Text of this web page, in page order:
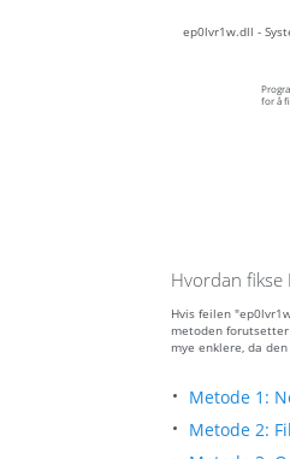
ep0lvr1w.dll -
for å
Hvordan fikse
Hvis feilen
metoden
mye enklere, da
Metode 1:
Metode 2: